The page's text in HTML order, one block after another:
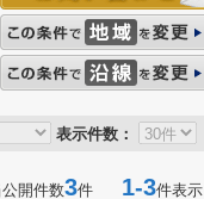
表示件数：
開件数3件 1-3件表示